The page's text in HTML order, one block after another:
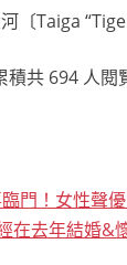
〔Taiga
積共 694 人閱